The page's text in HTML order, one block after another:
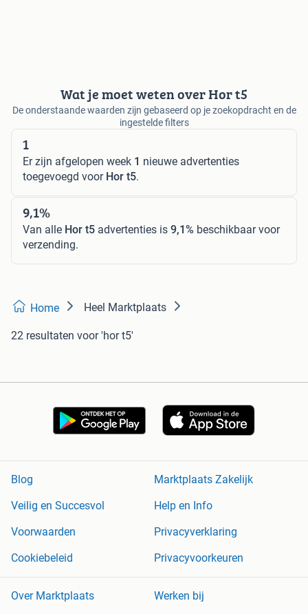
Wat je moet weten over Hor t5
De onderstaande waarden zijn gebaseerd op je zoekopdracht en de
ingestelde filters
1
Er zijn afgelopen week 1 nieuwe advertenties
toegevoegd voor Hor t5.
9,1%
Van alle Hor t5 advertenties is 9,1% beschikbaar voor
verzending.
Home Heel Marktplaats
22 resultaten voor 'hor t5'
Blog
Marktplaats Zakelijk
Veilig en Succesvol
Help en Info
Voorwaarden
Privacyverklaring
Cookiebeleid
Privacyvoorkeuren
Over Marktplaats Werken bij